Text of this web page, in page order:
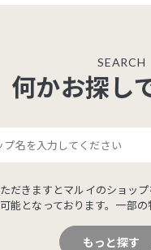
SEARCH
何かお探し
だきますとマルイのショップ
能となっております。一部
もっと探す